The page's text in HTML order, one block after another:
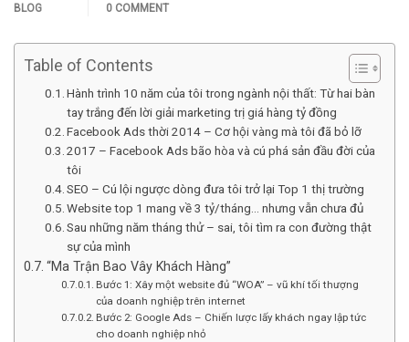
BLOG
0 COMMENT
Table of Contents
Hành trình 10 năm của tôi trong ngành nội thất: Từ hai bàn
tay trắng đến lời giải marketing trị giá hàng tỷ đồng
Facebook Ads thời 2014 – Cơ hội vàng mà tôi đã bỏ lỡ
2017 – Facebook Ads bão hòa và cú phá sản đầu đời của
tôi
SEO – Cú lội ngược dòng đưa tôi trở lại Top 1 thị trường
Website top 1 mang về 3 tỷ/tháng… nhưng vẫn chưa đủ
Sau những năm tháng thử – sai, tôi tìm ra con đường thật
sự của mình
“Ma Trận Bao Vây Khách Hàng”
Bước 1: Xây một website đủ “WOA” – vũ khí tối thượng
của doanh nghiệp trên internet
Bước 2: Google Ads – Chiến lược lấy khách ngay lập tức
cho doanh nghiệp nhỏ